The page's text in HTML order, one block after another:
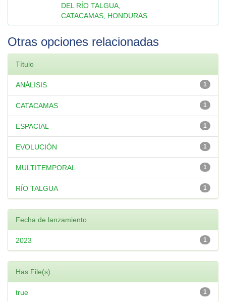
DEL RÍO TALGUA,
CATACAMAS, HONDURAS
Otras opciones relacionadas
Título
1
ANÁLISIS
1
CATACAMAS
1
ESPACIAL
1
EVOLUCIÓN
1
MULTITEMPORAL
1
RÍO TALGUA
Fecha de lanzamiento
1
2023
Has File(s)
1
true